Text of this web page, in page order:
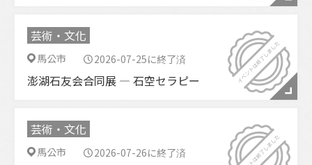
芸術・文化
馬公市 2026-07-25に終了済
澎湖石友会合同展 ― 石空セラピー
芸術・文化
馬公市 2026-07-26に終了済